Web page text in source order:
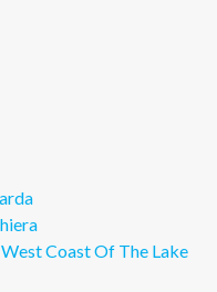
Coast Of The Lake